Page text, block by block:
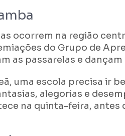
ocorrem na região
do Grupo de
as passarelas e
uma escola precisa ir
alegorias e
na quinta-feira, antes